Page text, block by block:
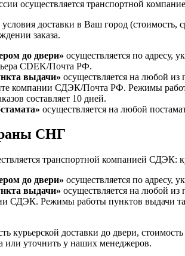
осуществляется транспортной
доставки в Ваш город (стоимость,
заказа.
до двери» осуществляется по адресу,
CDEK/Почта РФ.
выдачи» осуществляется на любой
компании СДЭК/Почта РФ. Режимы
составляет 10 дней.
осуществляется на любой
СНГ
транспортной компанией СДЭК:
до двери» осуществляется по адресу,
выдачи» осуществляется на любой
СДЭК. Режимы работы пунктов выдачи
курьерской доставки до двери,
или уточнить у наших менеджеров.